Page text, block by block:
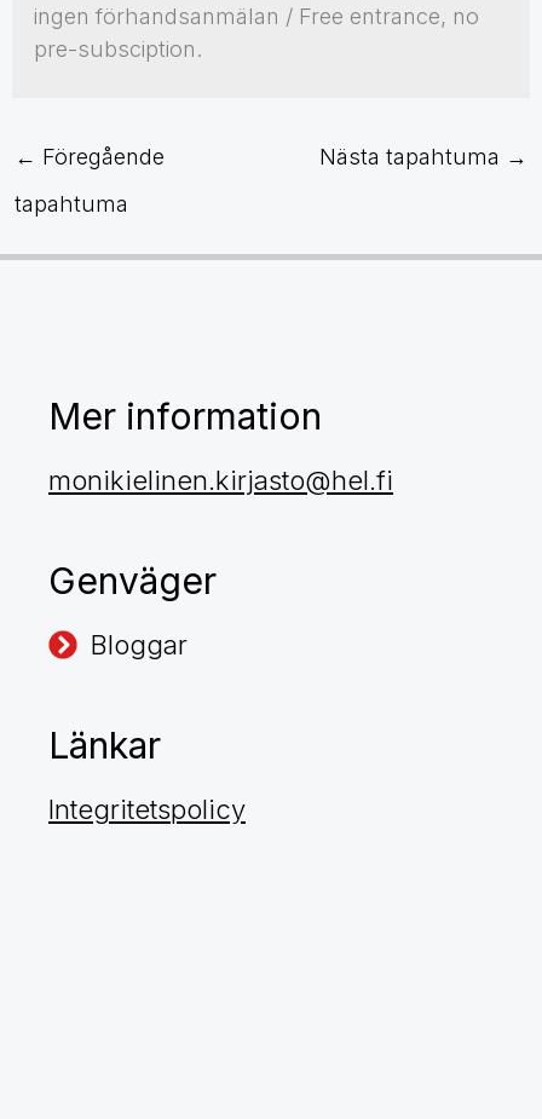
ingen förhandsanmälan / Free entrance, no
pre-subsciption.
← Föregående
tapahtuma
Nästa tapahtuma →
Mer information
monikielinen.kirjasto@hel.fi
Genväger
Bloggar
Länkar
Integritetspolicy